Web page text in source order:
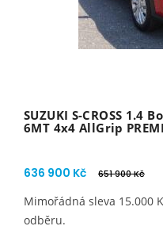
SUZUKI S-CROSS 1.4
6MT 4x4 AllGrip
636 900 Kč 651 900 Kč
Mimořádná sleva 15.000
odběru.